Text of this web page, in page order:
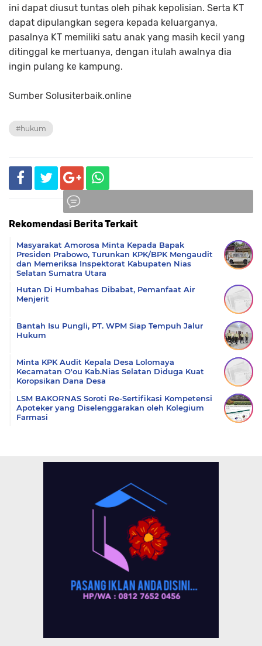
ini dapat diusut tuntas oleh pihak kepolisian. Serta KT
dapat dipulangkan segera kepada keluarganya,
pasalnya KT memiliki satu anak yang masih kecil yang
ditinggal ke mertuanya, dengan itulah awalnya dia
ingin pulang ke kampung.
Sumber Solusiterbaik.online
#hukum
Rekomendasi Berita Terkait
Masyarakat Amorosa Minta Kepada Bapak
Presiden Prabowo, Turunkan KPK/BPK Mengaudit
dan Memeriksa Inspektorat Kabupaten Nias
Selatan Sumatra Utara
Hutan Di Humbahas Dibabat, Pemanfaat Air
Menjerit
Bantah Isu Pungli, PT. WPM Siap Tempuh Jalur
Hukum
Minta KPK Audit Kepala Desa Lolomaya
Kecamatan O'ou Kab.Nias Selatan Diduga Kuat
Koropsikan Dana Desa
LSM BAKORNAS Soroti Re-Sertifikasi Kompetensi
Apoteker yang Diselenggarakan oleh Kolegium
Farmasi